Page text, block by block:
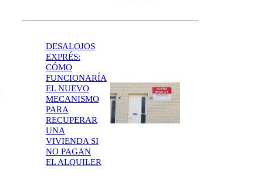
DESALOJOS
EXPRÉS:
CÓMO
FUNCIONARÍA
EL NUEVO
MECANISMO
PARA
RECUPERAR
UNA
VIVIENDA SI
NO PAGAN
EL ALQUILER